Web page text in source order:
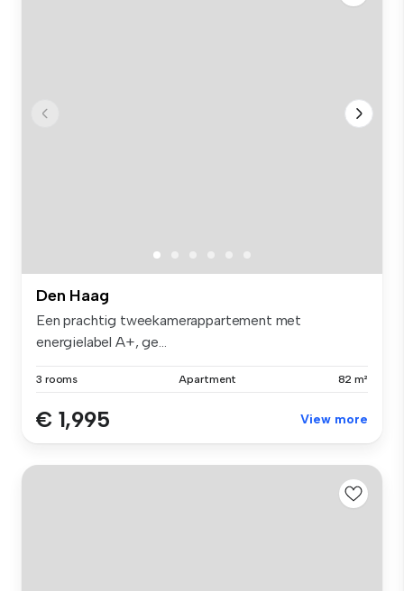
Den Haag
Een prachtig tweekamerappartement met
energielabel A+, ge...
3 rooms Apartment 82 m²
€ 1,995 View more